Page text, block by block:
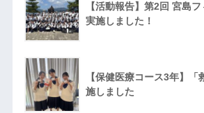
【活動報告】第2回 宮島
実施しました！
【保健医療コース3年】
施しました